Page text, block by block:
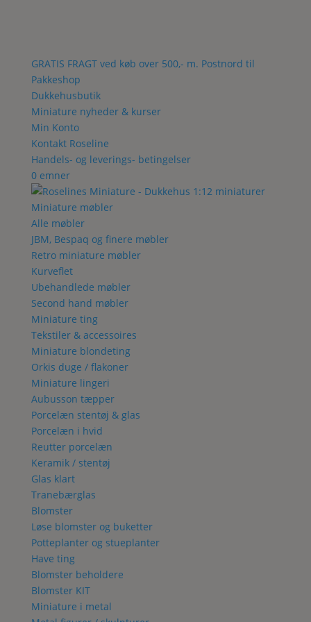
GRATIS FRAGT ved køb over 500,- m. Postnord til
Pakkeshop
Dukkehusbutik
Miniature nyheder & kurser
Min Konto
Kontakt Roseline
Handels- og leverings- betingelser
0 emner
Miniature møbler
Alle møbler
JBM, Bespaq og finere møbler
Retro miniature møbler
Kurveflet
Ubehandlede møbler
Second hand møbler
Miniature ting
Tekstiler & accessoires
Miniature blondeting
Orkis duge / flakoner
Miniature lingeri
Aubusson tæpper
Porcelæn stentøj & glas
Porcelæn i hvid
Reutter porcelæn
Keramik / stentøj
Glas klart
Tranebærglas
Blomster
Løse blomster og buketter
Potteplanter og stueplanter
Have ting
Blomster beholdere
Blomster KIT
Miniature i metal